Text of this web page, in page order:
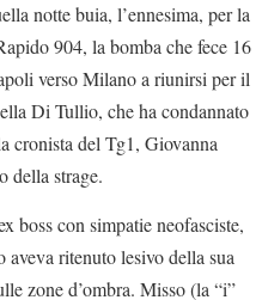
notte buia, l’ennesima, per la
904, la bomba che fece 16
verso Milano a riunirsi per il
Di Tullio, che ha condannato
cronista del Tg1, Giovanna
della strage.
boss con simpatie neofasciste,
ritenuto lesivo della sua
zone d’ombra. Misso (la “i”